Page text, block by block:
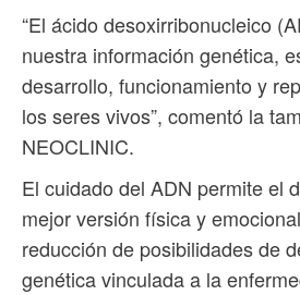
“El ácido desoxirribonucleico
nuestra información genética,
desarrollo, funcionamiento y
los seres vivos”, comentó la
NEOCLINIC.
El cuidado del ADN permite el
mejor versión física y
reducción de posibilidades de
genética vinculada a la